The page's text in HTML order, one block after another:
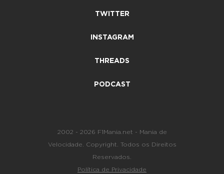
TWITTER
INSTAGRAM
THREADS
PODCAST
2002 - 2026 F1Mania.net - Mania de
Velocidade. Copyright. Todos os Direitos
Reservados.
Política de Privacidade